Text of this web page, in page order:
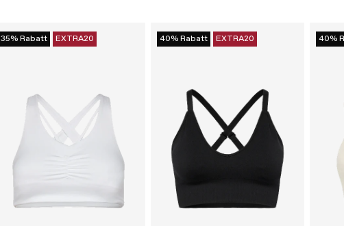
35% Rabatt EXTRA20 40% Rabatt EXTRA20 40%